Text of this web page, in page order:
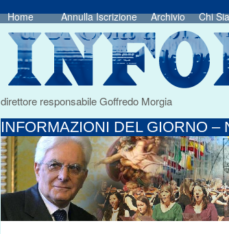
Home Annulla Iscrizione Archivio Chi
direttore responsabile Goffredo Morgia
INFORMAZIONI DEL GIORNO